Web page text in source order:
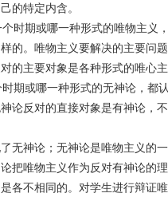
的特定内含。
时期或哪一种形式的唯物主义
的。唯物主义要解决的主要问
的主要对象是各种形式的唯心主
期或哪一种形式的无神论，都
论反对的直接对象是有神论，
无神论；无神论是唯物主义的
把唯物主义作为反对有神论的
各不相同的。对学生进行辩证